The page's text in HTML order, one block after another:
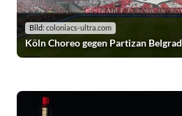
Bild: coloniacs-ultra.com
Köln Choreo gegen Partizan Belgrad